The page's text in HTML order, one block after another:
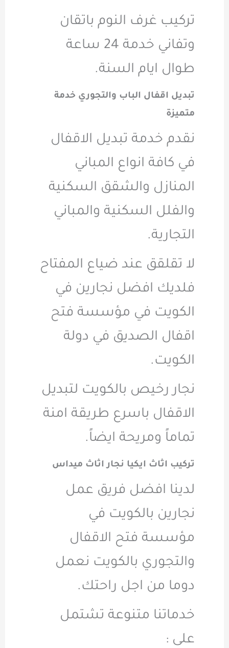
تركيب غرف النوم باتقان
وتفاني خدمة 24 ساعة
طوال ايام السنة.
تبديل اقفال الباب والتجوري خدمة
متميزة
نقدم خدمة تبديل الاقفال
في كافة انواع المباني
المنازل والشقق السكنية
والفلل السكنية والمباني
التجارية.
لا تقلقق عند ضياع المفتاح
فلديك افضل نجارين في
الكويت في مؤسسة فتح
اقفال الصديق في دولة
الكويت.
نجار رخيص بالكويت لتبديل
الاقفال باسرع طريقة امنة
تماماً ومريحة ايضاً.
تركيب اثاث ايكيا نجار اثاث ميداس
لدينا افضل فريق عمل
نجارين بالكويت في
مؤسسة فتح الاقفال
والتجوري بالكويت نعمل
دوما من اجل راحتك.
خدماتنا متنوعة تشتمل
على :